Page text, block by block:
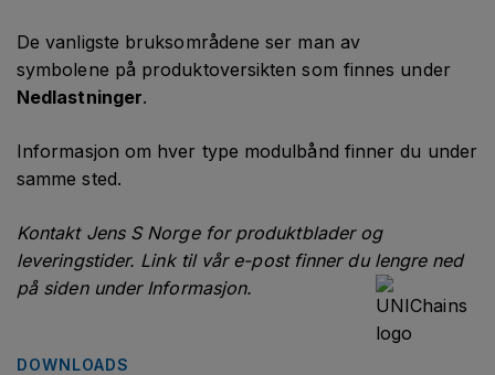
De vanligste bruksområdene ser man av
symbolene på produktoversikten som finnes under
Nedlastninger.
Informasjon om hver type modulbånd finner du under
samme sted.
Kontakt Jens S Norge for produktblader og
leveringstider. Link til vår e-post finner du lengre ned
på siden under Informasjon.
DOWNLOADS